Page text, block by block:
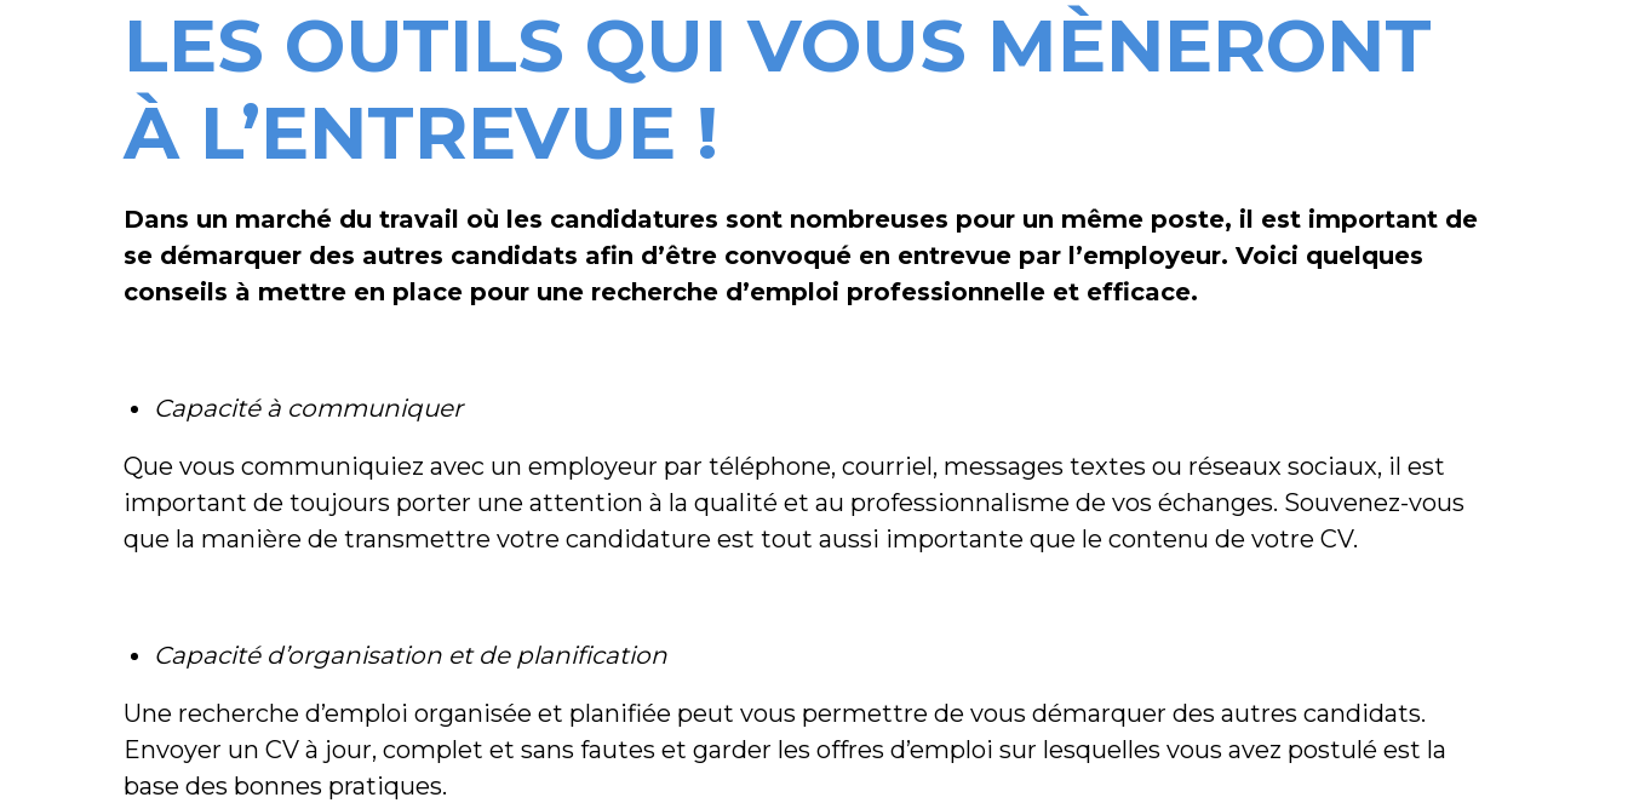
LES OUTILS QUI VOUS MÈNERONT
À L’ENTREVUE !
Dans un marché du travail où les candidatures sont nombreuses pour un même poste, il est important de
se démarquer des autres candidats afin d’être convoqué en entrevue par l’employeur. Voici quelques
conseils à mettre en place pour une recherche d’emploi professionnelle et efficace.
Capacité à communiquer
Que vous communiquiez avec un employeur par téléphone, courriel, messages textes ou réseaux sociaux, il est
important de toujours porter une attention à la qualité et au professionnalisme de vos échanges. Souvenez-vous
que la manière de transmettre votre candidature est tout aussi importante que le contenu de votre CV.
Capacité d’organisation et de planification
Une recherche d’emploi organisée et planifiée peut vous permettre de vous démarquer des autres candidats.
Envoyer un CV à jour, complet et sans fautes et garder les offres d’emploi sur lesquelles vous avez postulé est la
base des bonnes pratiques.